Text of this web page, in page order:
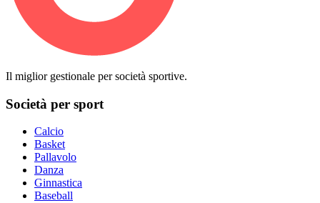
Il miglior gestionale per società sportive.
Società per sport
Calcio
Basket
Pallavolo
Danza
Ginnastica
Baseball